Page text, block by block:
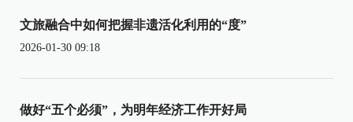
文旅融合中如何把握非遗活化利用的“度”
2026-01-30 09:18
做好“五个必须”，为明年经济工作开好局